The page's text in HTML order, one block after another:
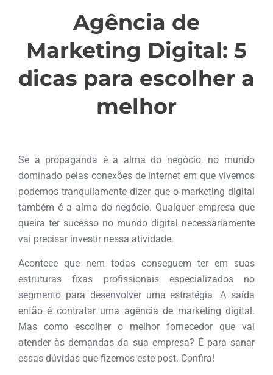
Agência de
Marketing Digital: 5
dicas para escolher a
melhor
Se a propaganda é a alma do negócio, no mundo
dominado pelas conexões de internet em que vivemos
podemos tranquilamente dizer que o marketing digital
também é a alma do negócio. Qualquer empresa que
queira ter sucesso no mundo digital necessariamente
vai precisar investir nessa atividade.
Acontece que nem todas conseguem ter em suas
estruturas fixas profissionais especializados no
segmento para desenvolver uma estratégia. A saída
então é contratar uma agência de marketing digital.
Mas como escolher o melhor fornecedor que vai
atender às demandas da sua empresa? É para sanar
essas dúvidas que fizemos este post. Confira!